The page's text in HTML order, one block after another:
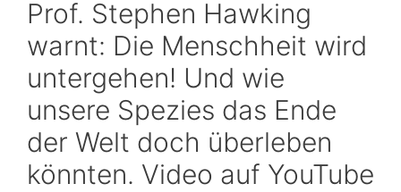
Prof. Stephen Hawking
warnt: Die Menschheit wird
untergehen! Und wie
unsere Spezies das Ende
der Welt doch überleben
könnten. Video auf YouTube